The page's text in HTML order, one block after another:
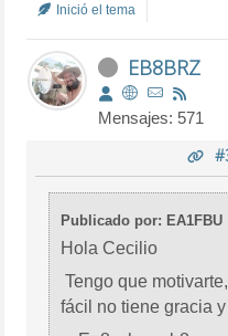
Inició el tema
EB8BRZ
Mensajes: 571
Publicado por: EA1FBU
Hola Cecilio
Tengo que
fácil no tiene gracia